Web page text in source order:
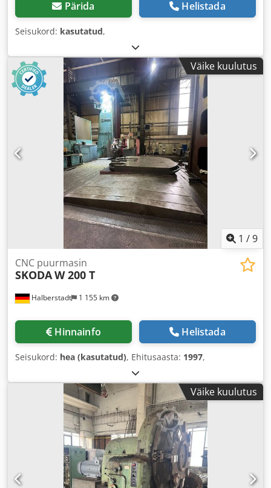
Pärida Helistada
Seisukord: kasutatud,
Väike kuulutus
1 /9
Halberstadt 1 155 km
CNC puurmasin
SKODAW 200 T
Hinnainfo Helistada
Seisukord: hea (kasutatud), Ehitusaasta: 1997,
Väike kuulutus